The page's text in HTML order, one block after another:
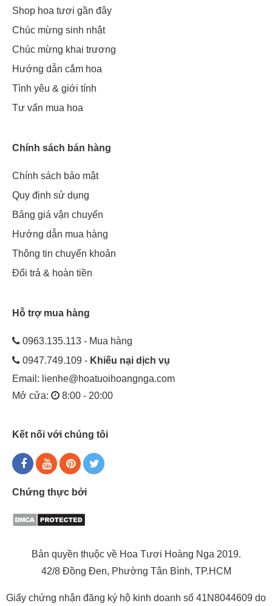
Shop hoa tươi gần đây
Chúc mừng sinh nhật
Chúc mừng khai trương
Hướng dẫn cắm hoa
Tình yêu & giới tính
Tư vấn mua hoa
Chính sách bán hàng
Chính sách bảo mật
Quy định sử dụng
Bảng giá vận chuyển
Hướng dẫn mua hàng
Thông tin chuyển khoản
Đổi trả & hoàn tiền
Hỗ trợ mua hàng
0963.135.113 - Mua hàng
0947.749.109 - Khiếu nại dịch vụ
Email: lienhe@hoatuoihoangnga.com
Mở cửa:
8:00 - 20:00
Kết nối với chúng tôi
Chứng thực bởi
Bản quyền thuộc về Hoa Tươi Hoàng Nga 2019.
42/8 Đồng Đen, Phường Tân Bình, TP.HCM
Giấy chứng nhận đăng ký hộ kinh doanh số 41N8044609 do